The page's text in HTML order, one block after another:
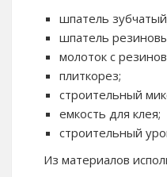
шпатель
шпатель
молоток с
плиткорез;
строительный
емкость для клея;
строительный
Из материалов